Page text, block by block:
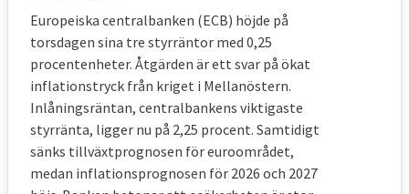
Europeiska centralbanken (ECB) höjde på
torsdagen sina tre styrräntor med 0,25
procentenheter. Åtgärden är ett svar på ökat
inflationstryck från kriget i Mellanöstern.
Inlåningsräntan, centralbankens viktigaste
styrränta, ligger nu på 2,25 procent. Samtidigt
sänks tillväxtprognosen för euroområdet,
medan inflationsprognosen för 2026 och 2027